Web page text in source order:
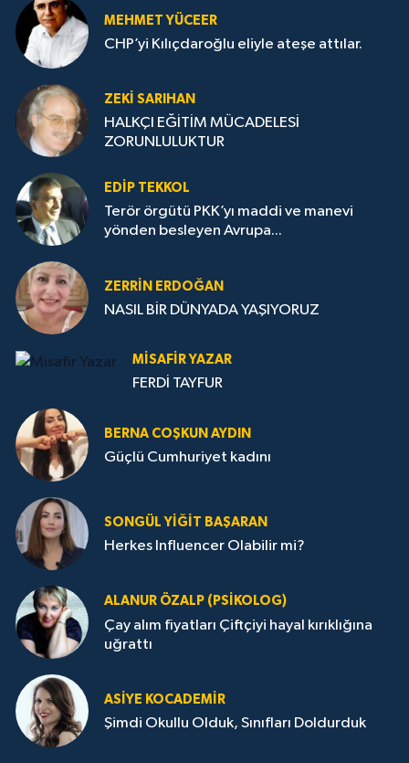
MEHMET YÜCEER
CHP’yi Kılıçdaroğlu eliyle ateşe attılar.
ZEKI SARIHAN
HALKÇI EĞİTİM MÜCADELESİ
ZORUNLULUKTUR
EDIP TEKKOL
Terör örgütü PKK’yı maddi ve manevi
yönden besleyen Avrupa...
ZERRIN ERDOĞAN
NASIL BİR DÜNYADA YAŞIYORUZ
MISAFIR YAZAR
FERDİ TAYFUR
BERNA COŞKUN AYDIN
Güçlü Cumhuriyet kadını
SONGÜL YIĞIT BAŞARAN
Herkes Influencer Olabilir mi?
ALANUR ÖZALP (PSIKOLOG)
Çay alım fiyatları Çiftçiyi hayal kırıklığına
uğrattı
ASIYE KOCADEMİR
Şimdi Okullu Olduk, Sınıfları Doldurduk